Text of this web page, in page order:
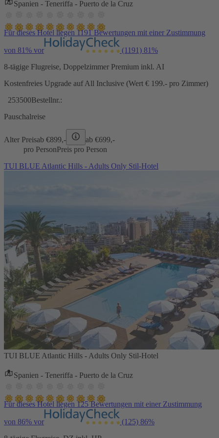
Spanien - Teneriffa - Puerto de la Cruz
Für dieses Hotel liegen 1191 Bewertungen mit einer Zustimmung
von 81% vor (1191) 81%
8-tägige Flugreise, Doppelzimmer Premium inkl. AI
Kostenfreies Upgrade auf All Inclusive (Wert € 199.- pro Zimmer)
253500Bestellnr.:
Pauschalreise
Alter Preisab €899,- ab €699,-
pro PersonPreis pro Person
TUI BLUE Atlantic Hills - Adults Only Stil-Hotel
TUI BLUE Atlantic Hills - Adults Only Stil-Hotel
Spanien - Teneriffa - Puerto de la Cruz
Für dieses Hotel liegen 125 Bewertungen mit einer Zustimmung
von 86% vor (125) 86%